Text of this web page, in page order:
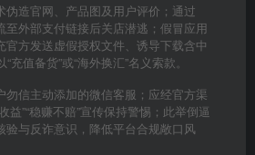
伪造官网、产品图及用户评价；通过
至外部支付链接后关店潜逃；假冒应用
方发送虚假授权文件、诱导下载含中
充值备货”或“海外换汇”名义索款。​
勿信主动添加的微信客服；应经官方渠
益”“稳赚不赔”宣传保持警惕；此举倒逼
验与反诈意识，降低平台合规敞口风